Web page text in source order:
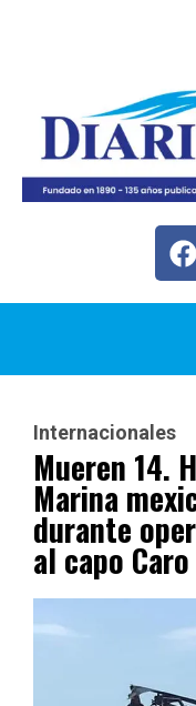
Internacionales
Mueren 14.
Marina
durante
al capo